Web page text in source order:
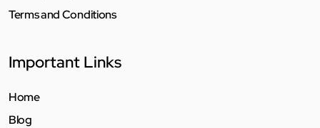
Terms and Conditions
Important Links
Home
Blog